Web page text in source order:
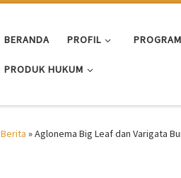
BERANDA PROFIL
PRODUK HUKUM
Berita »Aglonema Big Leaf dan Varigata